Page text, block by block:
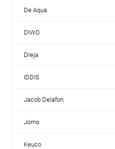
De Aqua
DIWO
Dreja
IDDIS
Jacob Delafon
Jorno
Keuco